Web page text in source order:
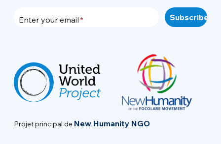
Enter your email
Projet principal de New Humanity NGO